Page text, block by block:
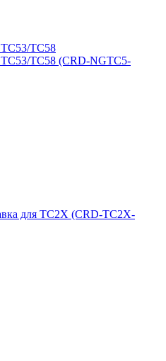
TC53/TC58
TC53/TC58 (CRD-NGTC5-
для TC2X (CRD-TC2X-